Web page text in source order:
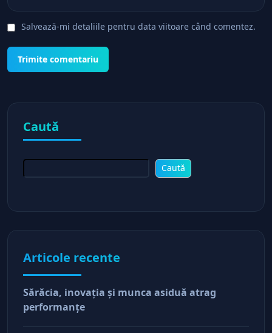
Salvează-mi detaliile pentru data viitoare când comentez.
Caută
Caută
Articole recente
Sărăcia, inovaţia şi munca asiduă atrag
performanţe